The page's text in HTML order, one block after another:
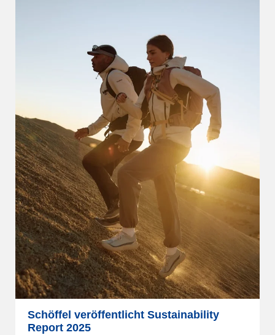
Schöffel veröffentlicht Sustainability
Report 2025